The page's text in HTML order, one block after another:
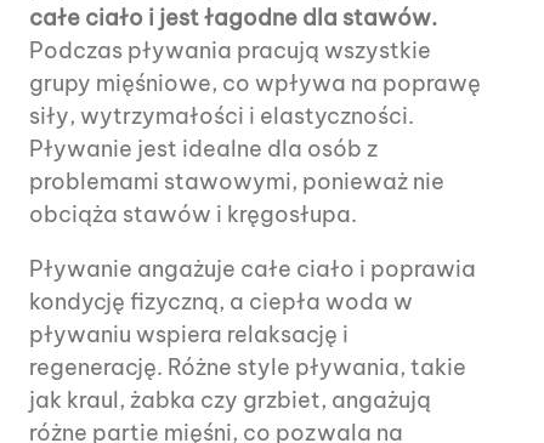
całe ciało i jest łagodne dla stawów.
Podczas pływania pracują wszystkie
grupy mięśniowe, co wpływa na poprawę
siły, wytrzymałości i elastyczności.
Pływanie jest idealne dla osób z
problemami stawowymi, ponieważ nie
obciąża stawów i kręgosłupa.
Pływanie angażuje całe ciało i poprawia
kondycję fizyczną, a ciepła woda w
pływaniu wspiera relaksację i
regenerację. Różne style pływania, takie
jak kraul, żabka czy grzbiet, angażują
różne partie mięśni, co pozwala na